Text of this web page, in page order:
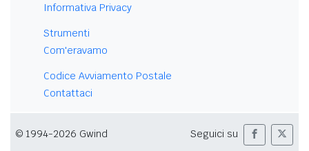
Informativa Privacy
Strumenti
Com'eravamo
Codice Avviamento Postale
Contattaci
© 1994-2026 Gwind Seguici su